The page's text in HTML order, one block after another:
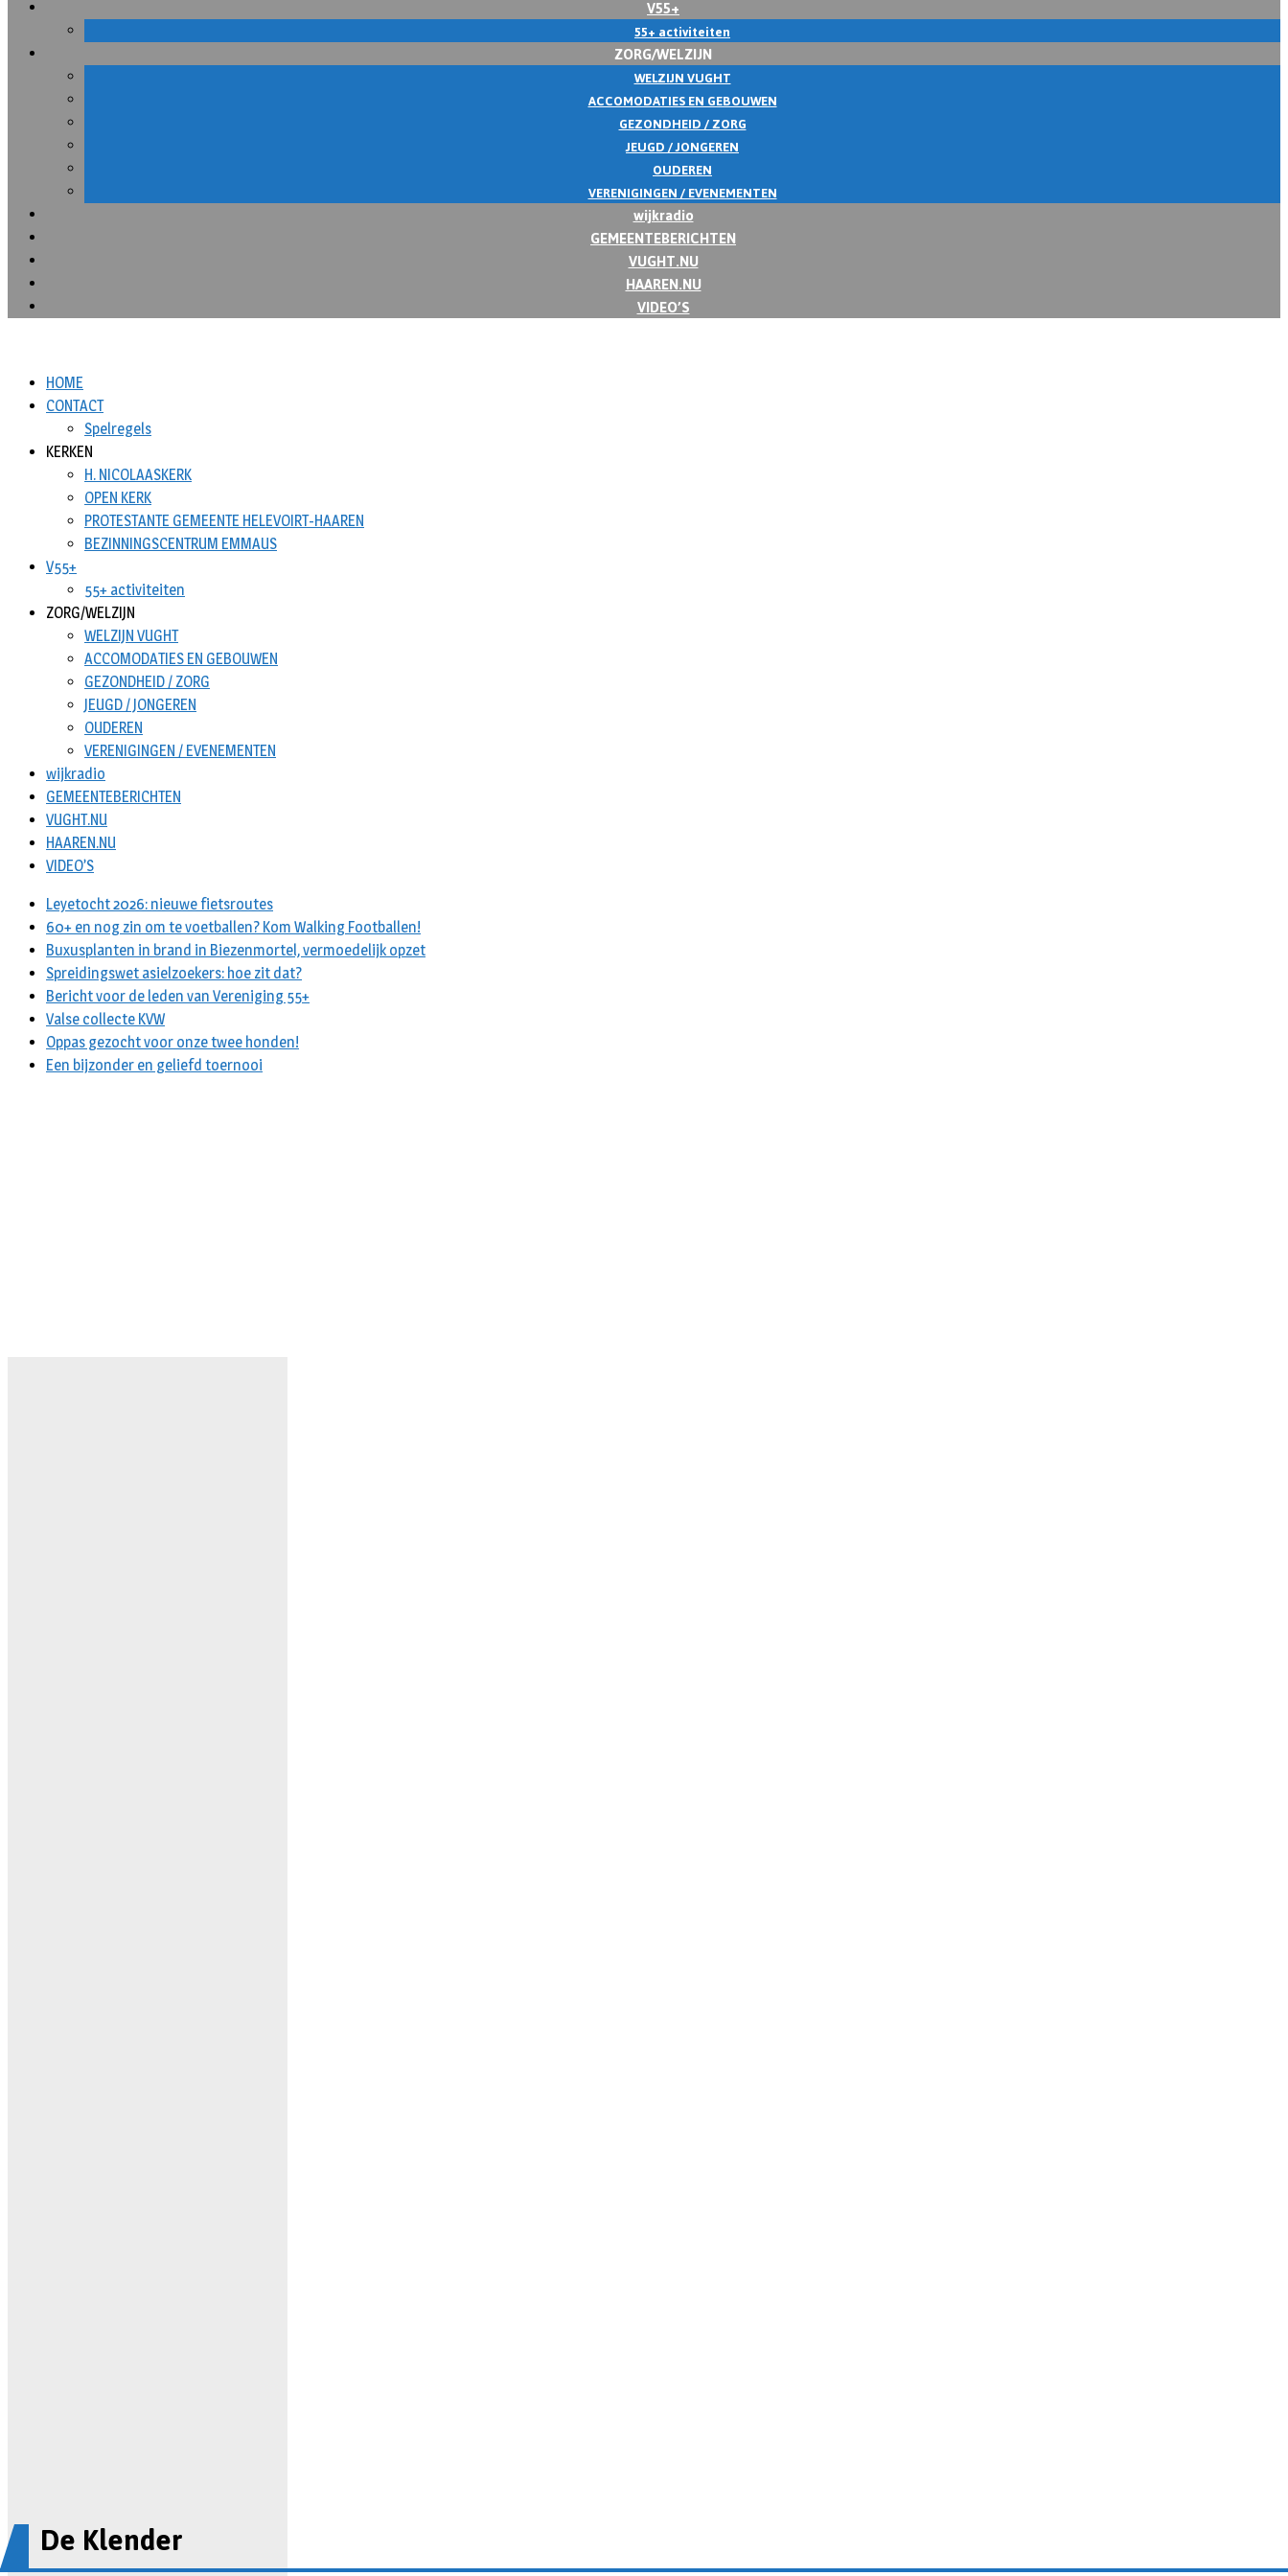
V55+
55+ activiteiten
ZORG/WELZIJN
WELZIJN VUGHT
ACCOMODATIES EN GEBOUWEN
GEZONDHEID / ZORG
JEUGD / JONGEREN
OUDEREN
VERENIGINGEN / EVENEMENTEN
wijkradio
GEMEENTEBERICHTEN
VUGHT.NU
HAAREN.NU
VIDEO’S
HOME
CONTACT
Spelregels
KERKEN
H. NICOLAASKERK
OPEN KERK
PROTESTANTE GEMEENTE HELEVOIRT-HAAREN
BEZINNINGSCENTRUM EMMAUS
V55+
55+ activiteiten
ZORG/WELZIJN
WELZIJN VUGHT
ACCOMODATIES EN GEBOUWEN
GEZONDHEID / ZORG
JEUGD / JONGEREN
OUDEREN
VERENIGINGEN / EVENEMENTEN
wijkradio
GEMEENTEBERICHTEN
VUGHT.NU
HAAREN.NU
VIDEO’S
Leyetocht 2026: nieuwe fietsroutes
60+ en nog zin om te voetballen? Kom Walking Footballen!
Buxusplanten in brand in Biezenmortel, vermoedelijk opzet
Spreidingswet asielzoekers: hoe zit dat?
Bericht voor de leden van Vereniging 55+
Valse collecte KVW
Oppas gezocht voor onze twee honden!
Een bijzonder en geliefd toernooi
De Klender